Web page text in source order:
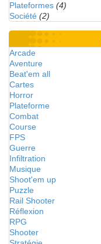
Plateformes (4)
Société (2)
Arcade
Aventure
Beat'em all
Cartes
Horror
Plateforme
Combat
Course
FPS
Guerre
Infiltration
Musique
Shoot'em up
Puzzle
Rail Shooter
Réflexion
RPG
Shooter